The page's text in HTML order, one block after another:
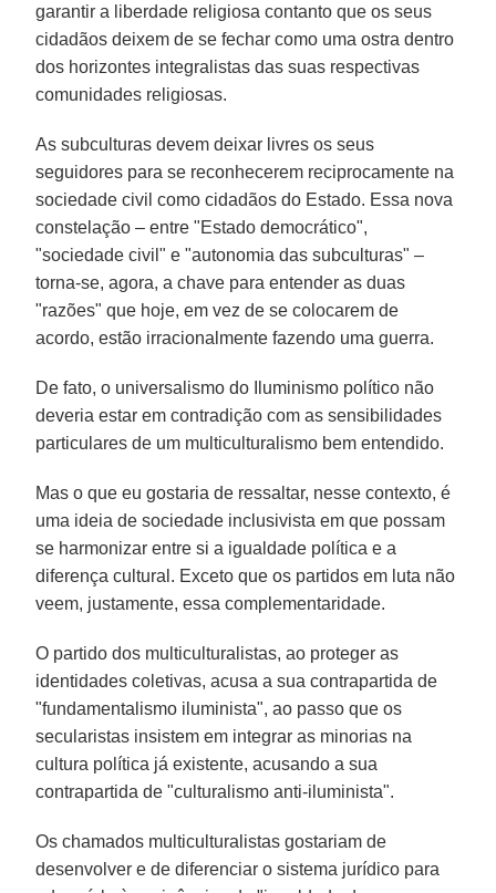
garantir a liberdade religiosa contanto que os seus
cidadãos deixem de se fechar como uma ostra dentro
dos horizontes integralistas das suas respectivas
comunidades religiosas.
As subculturas devem deixar livres os seus
seguidores para se reconhecerem reciprocamente na
sociedade civil como cidadãos do Estado. Essa nova
constelação – entre "Estado democrático",
"sociedade civil" e "autonomia das subculturas" –
torna-se, agora, a chave para entender as duas
"razões" que hoje, em vez de se colocarem de
acordo, estão irracionalmente fazendo uma guerra.
De fato, o universalismo do Iluminismo político não
deveria estar em contradição com as sensibilidades
particulares de um multiculturalismo bem entendido.
Mas o que eu gostaria de ressaltar, nesse contexto, é
uma ideia de sociedade inclusivista em que possam
se harmonizar entre si a igualdade política e a
diferença cultural. Exceto que os partidos em luta não
veem, justamente, essa complementaridade.
O partido dos multiculturalistas, ao proteger as
identidades coletivas, acusa a sua contrapartida de
"fundamentalismo iluminista", ao passo que os
secularistas insistem em integrar as minorias na
cultura política já existente, acusando a sua
contrapartida de "culturalismo anti-iluminista".
Os chamados multiculturalistas gostariam de
desenvolver e de diferenciar o sistema jurídico para